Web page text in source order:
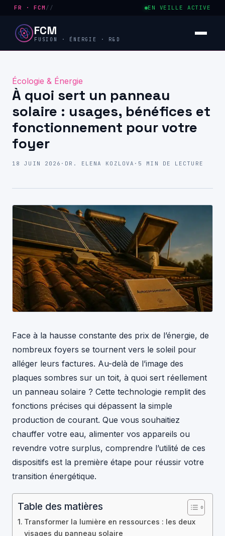
FR · FCM // EN VEILLE ACTIVE
FCM
FUSION · ÉNERGIE · R&D
Écologie & Énergie
À quoi sert un panneau
solaire : usages, bénéfices et
fonctionnement pour votre
foyer
18 JUIN 2026 · DR. ELENA KOZLOVA · 5 MIN DE LECTURE
Face à la hausse constante des prix de l’énergie, de
nombreux foyers se tournent vers le soleil pour
alléger leurs factures. Au-delà de l’image des
plaques sombres sur un toit, à quoi sert réellement
un panneau solaire ? Cette technologie remplit des
fonctions précises qui dépassent la simple
production de courant. Que vous souhaitiez
chauffer votre eau, alimenter vos appareils ou
revendre votre surplus, comprendre l’utilité de ces
dispositifs est la première étape pour réussir votre
transition énergétique.
Table des matières
Transformer la lumière en ressources : les deux
visages du panneau solaire